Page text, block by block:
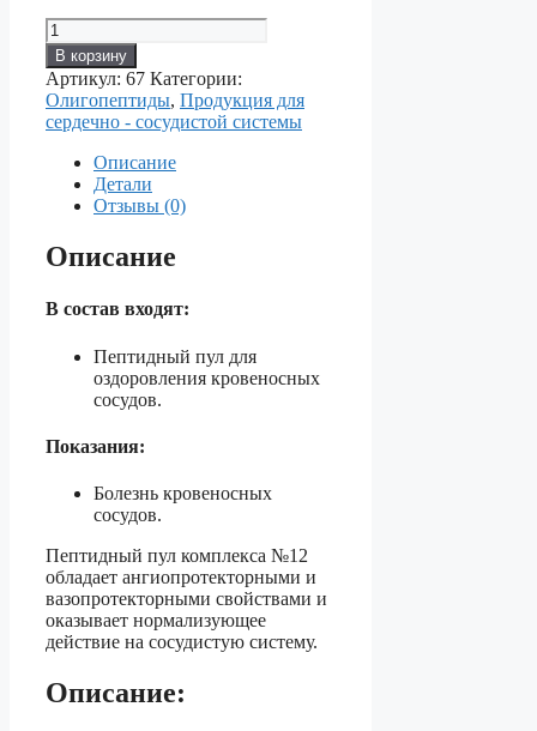
Количество
товара
ОЛИГОПЕПТИДЫ
№12
—
Для
оздоровления
кровеносных
сосудов.
В корзину
Артикул: 67 Категории:
Олигопептиды, Продукция для
сердечно - сосудистой системы
Описание
Детали
Отзывы (0)
Описание
В состав входят:
Пептидный пул для
оздоровления кровеносных
сосудов.
Показания:
Болезнь кровеносных
сосудов.
Пептидный пул комплекса №12
обладает ангиопротекторными и
вазопротекторными свойствами и
оказывает нормализующее
действие на сосудистую систему.
Описание: